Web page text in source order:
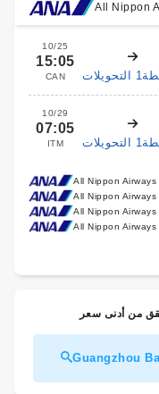
All Nippon
10/25
15:05
CAN
10/29
07:05
ITM
All Nippon Airways
All Nippon Airways
All Nippon Airways
All Nippon Airways
من أدنى سعر